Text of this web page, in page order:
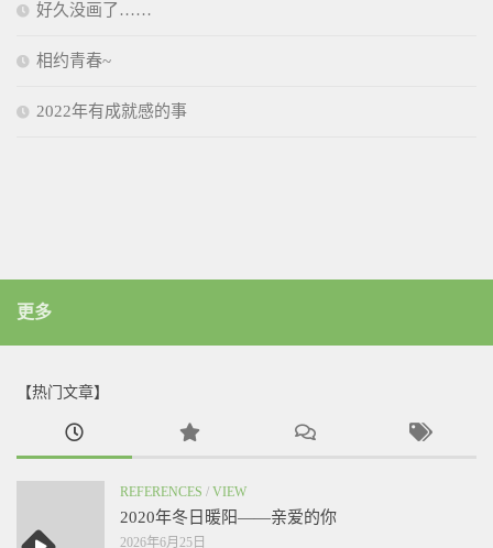
好久没画了……
相约青春~
2022年有成就感的事
更多
【热门文章】
REFERENCES / VIEW
2020年冬日暖阳——亲爱的你
2026年6月25日